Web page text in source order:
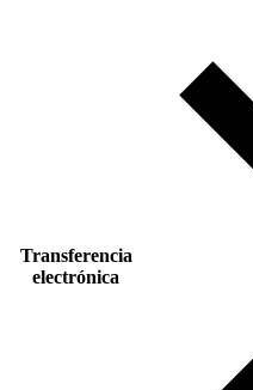
Transferencia
electrónica